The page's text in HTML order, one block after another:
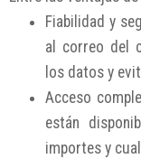
Fiabilidad y
al correo del
los datos y
Acceso
están
importes y